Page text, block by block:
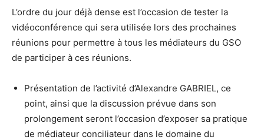
L’ordre du jour déjà dense est l’occasion de tester la
vidéoconférence qui sera utilisée lors des prochaines
réunions pour permettre à tous les médiateurs du GSO
de participer à ces réunions.
Présentation de l’activité d’Alexandre GABRIEL, ce
point, ainsi que la discussion prévue dans son
prolongement seront l’occasion d’exposer sa pratique
de médiateur conciliateur dans le domaine du